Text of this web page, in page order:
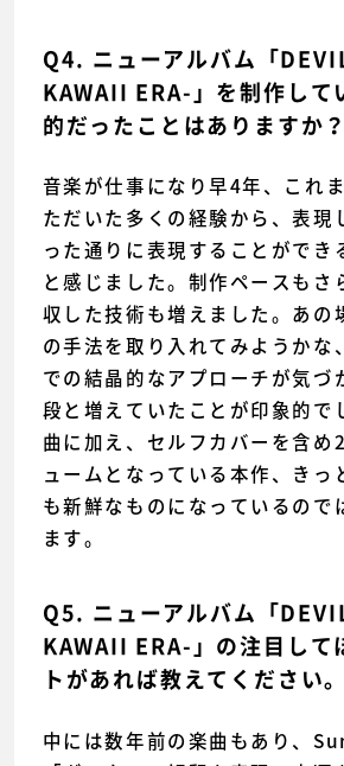
Q4. ニューアルバム「
KAWAII ERA-」を制作して
的だったことはありますか？
音楽が仕事になり早4年、これ
ただいた多くの経験から、表現
った通りに表現することができ
と感じました。制作ペースもさ
収した技術も増えました。あの
の手法を取り入れてみようかな
での結晶的なアプローチが気づ
段と増えていたことが印象的で
曲に加え、セルフカバーを含め
ュームとなっている本作、きっ
も新鮮なものになっているので
ます。
Q5. ニューアルバム「
KAWAII ERA-」の注目して
トがあれば教えてください。
中には数年前の楽曲もあり、